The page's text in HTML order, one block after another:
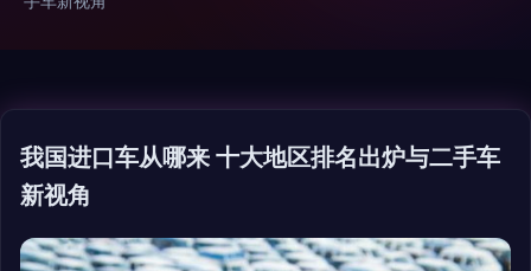
我国进口车从哪来 十大地区排名出炉与二手车
新视角